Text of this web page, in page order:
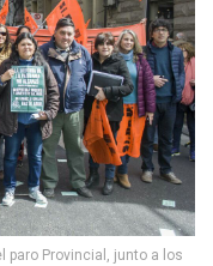
paro Provincial, junto a los